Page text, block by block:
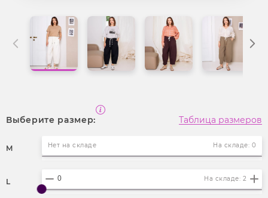
Выберите размер: Таблица размеров
M Нет на складе На складе: 0
L На складе: 2